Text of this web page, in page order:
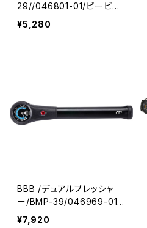
29//046801-01/ビービー
ビー
¥5,280
BBB /デュアルプレッシャ
ー/BMP-39/046969-01/
ビービービー
¥7,920